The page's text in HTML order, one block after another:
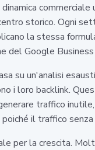
storico. Ogni
la stessa
del Google
su un'analisi
i loro backlink.
traffico
il traffico
per la crescita.